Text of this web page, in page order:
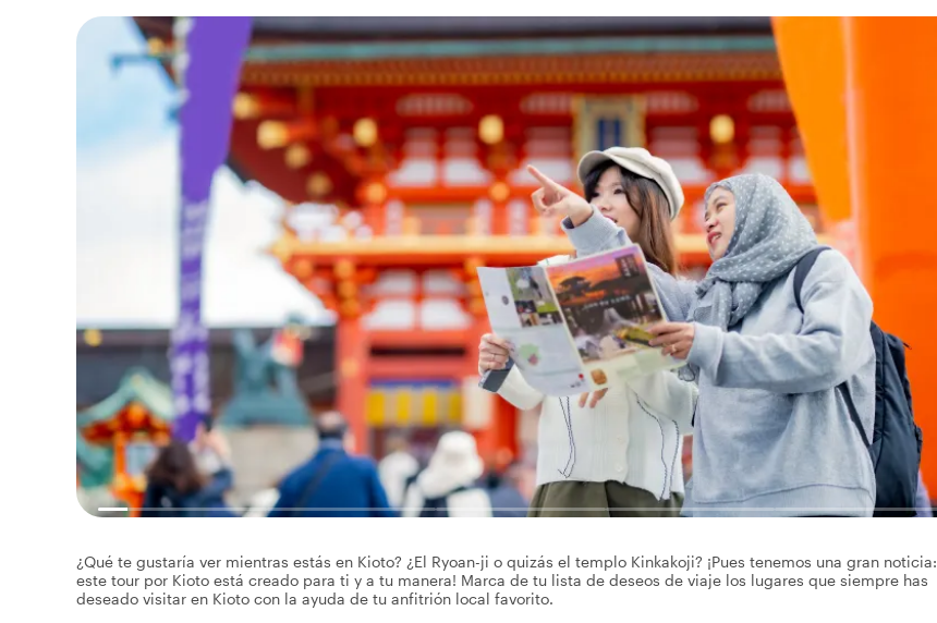
¿Qué te gustaría ver mientras estás en Kioto? ¿El Ryoan-ji o quizás el templo Kinkakoji? ¡Pues tenemos una gran noticia:
este tour por Kioto está creado para ti y a tu manera! Marca de tu lista de deseos de viaje los lugares que siempre has
deseado visitar en Kioto con la ayuda de tu anfitrión local favorito.